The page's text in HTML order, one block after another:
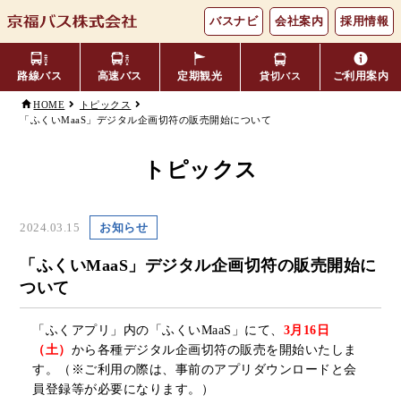
バスナビ 会社案内 採用情報
路線バス
のりば案内
季節・特別運行バス 配布時刻表
定期券 お得なきっぷ
コミュニティバス
Googleマップでの
検索方法
高速バス 定期観光 貸切バス ご利用案内
キャッシュレス対応
HOME
トピックス
「ふくいMaaS」デジタル企画切符の販売開始について
トピックス
2024.03.15 お知らせ
「ふくいMaaS」デジタル企画切符の販売開始に
ついて
「ふくアプリ」内の「ふくいMaaS」にて、 3月16日
（土） から各種デジタル企画切符の販売を開始いたしま
す。（※ご利用の際は、事前のアプリダウンロードと会
員登録等が必要になります。）